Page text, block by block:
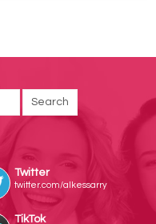
Twitter
twitter.com/alkessarry
TikTok